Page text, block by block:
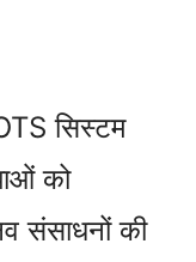
सिस्टम
को
संसाधनों की